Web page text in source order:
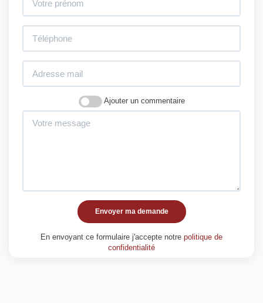
Ajouter un commentaire
Envoyer ma demande
En envoyant ce formulaire j'accepte notre politique de
confidentialité